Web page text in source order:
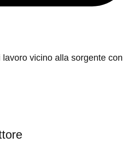
vicino alla sorgente con